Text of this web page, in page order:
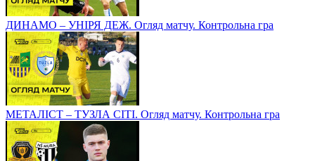
ДИНАМО – УНІРЯ ДЕЖ. Огляд матчу. Контрольна гра
МЕТАЛІСТ – ТУЗЛА СІТІ. Огляд матчу. Контрольна гра